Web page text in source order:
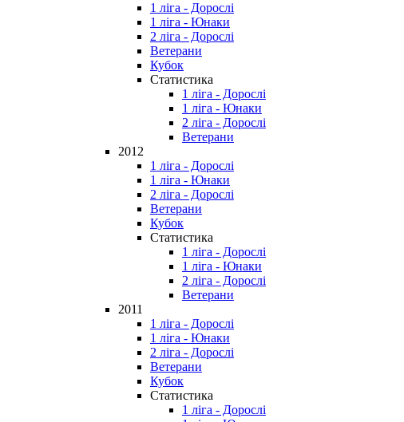
1 ліга - Дорослі
1 ліга - Юнаки
2 ліга - Дорослі
Ветерани
Кубок
Статистика
1 ліга - Дорослі
1 ліга - Юнаки
2 ліга - Дорослі
Ветерани
2012
1 ліга - Дорослі
1 ліга - Юнаки
2 ліга - Дорослі
Ветерани
Кубок
Статистика
1 ліга - Дорослі
1 ліга - Юнаки
2 ліга - Дорослі
Ветерани
2011
1 ліга - Дорослі
1 ліга - Юнаки
2 ліга - Дорослі
Ветерани
Кубок
Статистика
1 ліга - Дорослі